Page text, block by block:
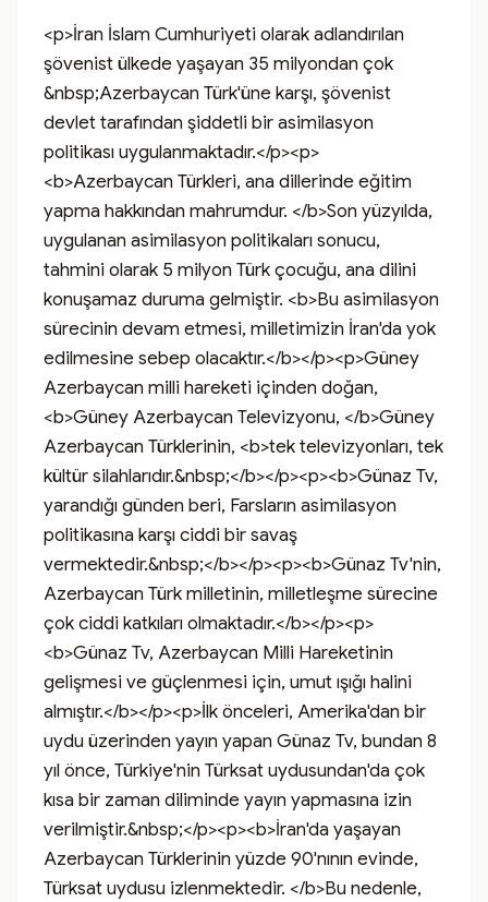
<p>İran İslam Cumhuriyeti olarak adlandırılan
şövenist ülkede yaşayan 35 milyondan çok
&nbsp;Azerbaycan Türk'üne karşı, şövenist
devlet tarafından şiddetli bir asimilasyon
politikası uygulanmaktadır.</p><p>
<b>Azerbaycan Türkleri, ana dillerinde eğitim
yapma hakkından mahrumdur. </b>Son yüzyılda,
uygulanan asimilasyon politikaları sonucu,
tahmini olarak 5 milyon Türk çocuğu, ana dilini
konuşamaz duruma gelmiştir. <b>Bu asimilasyon
sürecinin devam etmesi, milletimizin İran'da yok
edilmesine sebep olacaktır.</b></p><p>Güney
Azerbaycan milli hareketi içinden doğan,
<b>Güney Azerbaycan Televizyonu, </b>Güney
Azerbaycan Türklerinin, <b>tek televizyonları, tek
kültür silahlarıdır.&nbsp;</b></p><p><b>Günaz Tv,
yarandığı günden beri, Farsların asimilasyon
politikasına karşı ciddi bir savaş
vermektedir.&nbsp;</b></p><p><b>Günaz Tv'nin,
Azerbaycan Türk milletinin, milletleşme sürecine
çok ciddi katkıları olmaktadır.</b></p><p>
<b>Günaz Tv, Azerbaycan Milli Hareketinin
gelişmesi ve güçlenmesi için, umut ışığı halini
almıştır.</b></p><p>İlk önceleri, Amerika'dan bir
uydu üzerinden yayın yapan Günaz Tv, bundan 8
yıl önce, Türkiye'nin Türksat uydusundan'da çok
kısa bir zaman diliminde yayın yapmasına izin
verilmiştir.&nbsp;</p><p><b>İran'da yaşayan
Azerbaycan Türklerinin yüzde 90'nının evinde,
Türksat uydusu izlenmektedir. </b>Bu nedenle,